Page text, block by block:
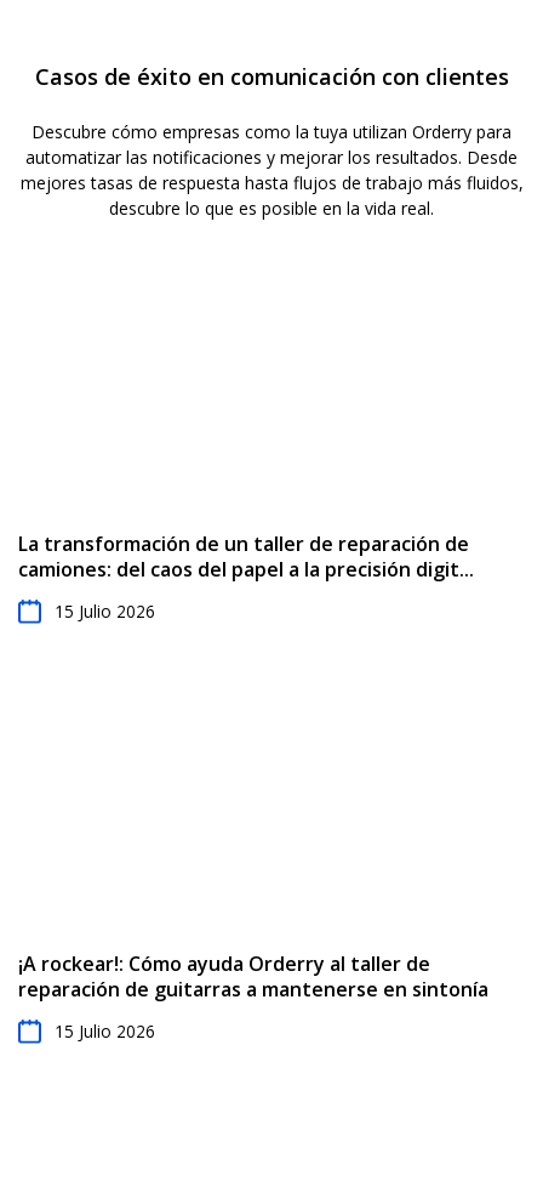
Casos de éxito en comunicación con clientes
Descubre cómo empresas como la tuya utilizan Orderry para
automatizar las notificaciones y mejorar los resultados. Desde
mejores tasas de respuesta hasta flujos de trabajo más fluidos,
descubre lo que es posible en la vida real.
La transformación de un taller de reparación de
camiones: del caos del papel a la precisión digit...
15 Julio 2026
¡A rockear!: Cómo ayuda Orderry al taller de
reparación de guitarras a mantenerse en sintonía
15 Julio 2026